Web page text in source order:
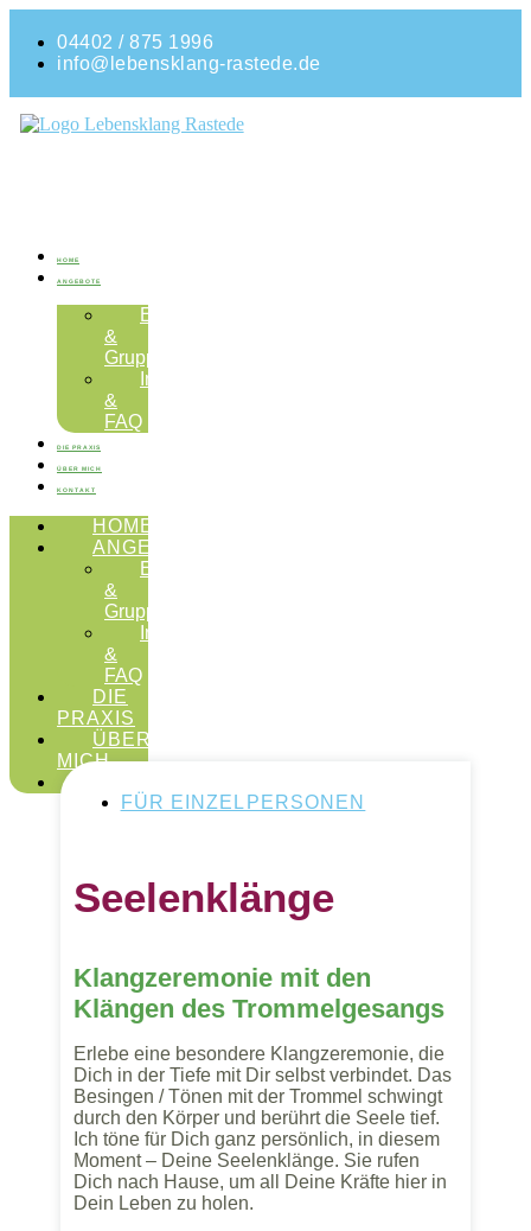
04402 / 875 1996
info@lebensklang-rastede.de
HOME
ANGEBOTE
Einzelsitzungen
&
Gruppen
Infos
&
FAQ
DIE PRAXIS
ÜBER MICH
KONTAKT
HOME
ANGEBOTE
Einzelsitzungen
&
Gruppen
Infos
&
FAQ
DIE
PRAXIS
ÜBER
MICH
FÜR EINZELPERSONEN
Seelenklänge
Klangzeremonie mit den
Klängen des Trommelgesangs
Erlebe eine besondere Klangzeremonie, die
Dich in der Tiefe mit Dir selbst verbindet. Das
Besingen / Tönen mit der Trommel schwingt
durch den Körper und berührt die Seele tief.
Ich töne für Dich ganz persönlich, in diesem
Moment – Deine Seelenklänge. Sie rufen
Dich nach Hause, um all Deine Kräfte hier in
Dein Leben zu holen.